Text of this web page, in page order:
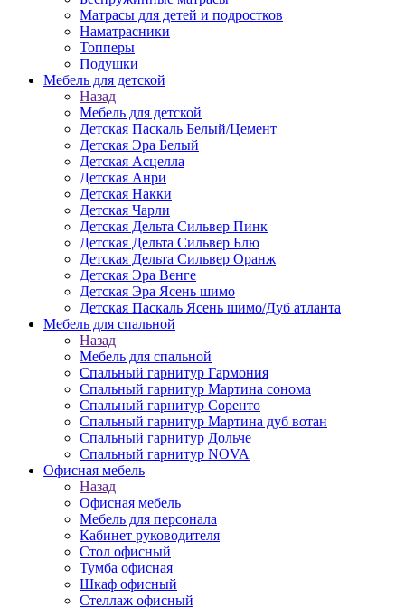
Матрасы для детей и подростков
Наматрасники
Топперы
Подушки
Мебель для детской
Назад
Мебель для детской
Детская Паскаль Белый/Цемент
Детская Эра Белый
Детская Асцелла
Детская Анри
Детская Накки
Детская Чарли
Детская Дельта Сильвер Пинк
Детская Дельта Сильвер Блю
Детская Дельта Сильвер Оранж
Детская Эра Венге
Детская Эра Ясень шимо
Детская Паскаль Ясень шимо/Дуб атланта
Мебель для спальной
Назад
Мебель для спальной
Спальный гарнитур Гармония
Спальный гарнитур Мартина сонома
Спальный гарнитур Соренто
Спальный гарнитур Мартина дуб вотан
Спальный гарнитур Дольче
Спальный гарнитур NOVA
Офисная мебель
Назад
Офисная мебель
Мебель для персонала
Кабинет руководителя
Стол офисный
Тумба офисная
Шкаф офисный
Стеллаж офисный